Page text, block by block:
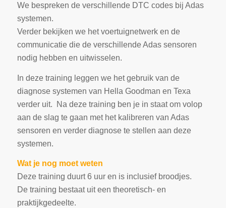
We bespreken de verschillende DTC codes bij Adas
systemen.
Verder bekijken we het voertuignetwerk en de
communicatie die de verschillende Adas sensoren
nodig hebben en uitwisselen.
In deze training leggen we het gebruik van de
diagnose systemen van Hella Goodman en Texa
verder uit. Na deze training ben je in staat om volop
aan de slag te gaan met het kalibreren van Adas
sensoren en verder diagnose te stellen aan deze
systemen.
Wat je nog moet weten
Deze training duurt 6 uur en is inclusief broodjes.
De training bestaat uit een theoretisch- en
praktijkgedeelte.